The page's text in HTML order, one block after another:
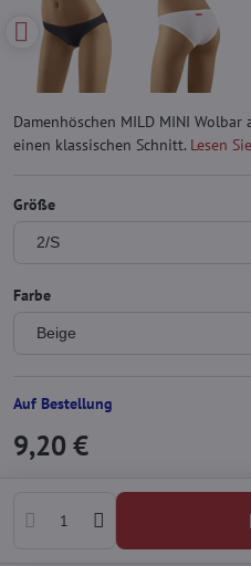
Damenhöschen MILD MINI
einen klassischen Schnitt. Lesen
Größe
Farbe
Auf Bestellung
9,20 €